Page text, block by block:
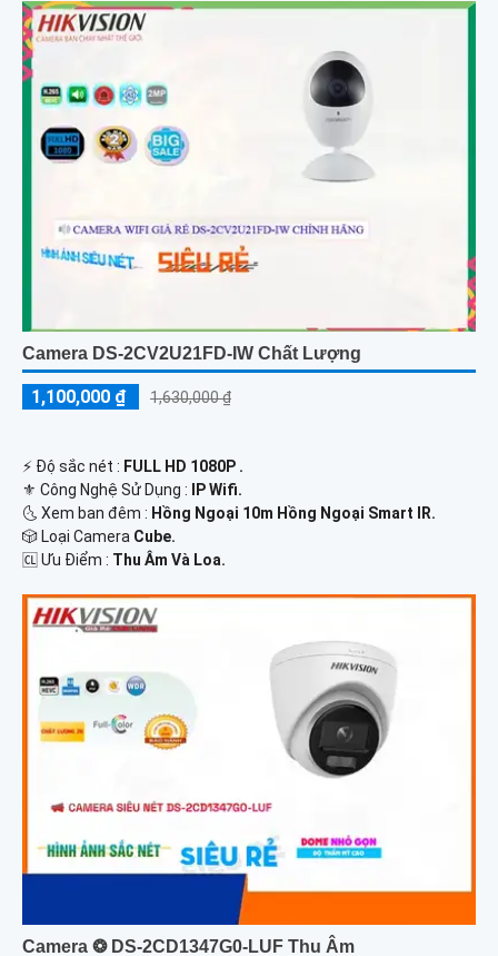
Camera DS-2CV2U21FD-IW Chất Lượng
1,100,000 ₫ 1,630,000 ₫
️⚡ Độ sắc nét : FULL HD 1080P .
⚜️ Công Nghệ Sử Dụng :
IP Wifi.
🌜 Xem ban đêm : Hồng Ngoại 10m Hồng Ngoại Smart IR.
🎲 Loại Camera Cube.
️🆑 Ưu Điểm : Thu Âm Và Loa.
Camera ❂ DS-2CD1347G0-LUF Thu Âm